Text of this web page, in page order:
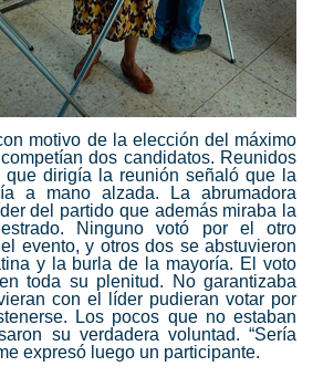
motivo de la elección del máximo
dos candidatos. Reunidos
dirigía la reunión señaló que la
a mano alzada. La abrumadora
del partido que además miraba la
Ninguno votó por el otro
evento, y otros dos se abstuvieron
y la burla de la mayoría. El voto
toda su plenitud. No garantizaba
con el líder pudieran votar por
Los pocos que no estaban
su verdadera voluntad. “Sería
expresó luego un participante.